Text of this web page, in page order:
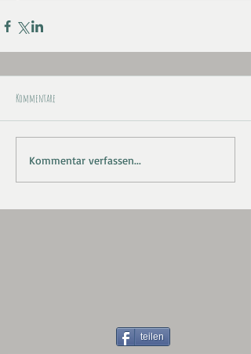
Kommentare
Kommentar verfassen...
teilen